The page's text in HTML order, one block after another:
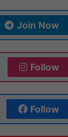
Join Now
Follow
Follow